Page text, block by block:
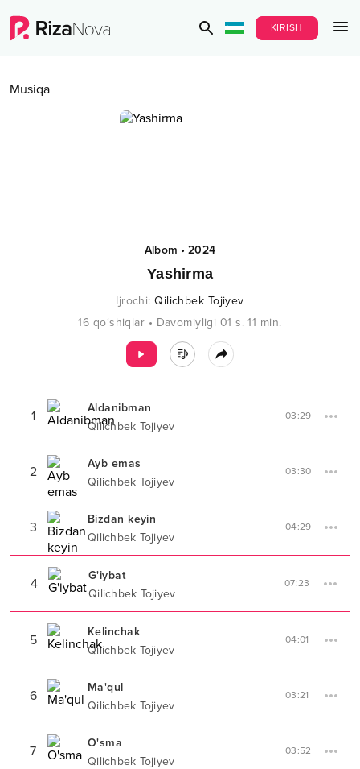
KIRISH
Musiqa
Albom •2024
Yashirma
Ijrochi:Qilichbek Tojiyev
16 qo‘shiqlar • Davomiyligi 01 s. 11 min.
1
Aldanibman
Qilichbek Tojiyev
03:29
2
Ayb emas
Qilichbek Tojiyev
03:30
3
Bizdan keyin
Qilichbek Tojiyev
04:29
4
G'iybat
Qilichbek Tojiyev
07:23
5
Kelinchak
Qilichbek Tojiyev
04:01
6
Ma'qul
Qilichbek Tojiyev
03:21
7
O'sma
Qilichbek Tojiyev
03:52